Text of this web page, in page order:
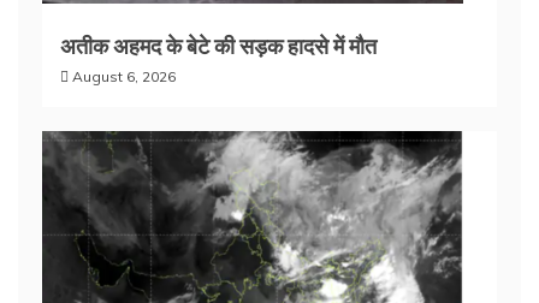
अतीक अहमद के बेटे की सड़क हादसे में मौत
August 6, 2026